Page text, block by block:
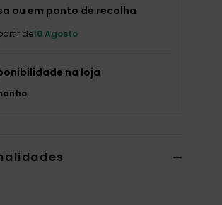
ou em ponto de recolha
de10 Agosto
na loja